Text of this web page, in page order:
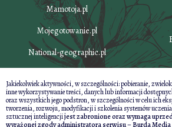
Mamotoja.pl
Mojegotowanie.pl
National-geographic.pl
Jakiekolwiek aktywności, w szczególności: pobieranie,
inne wykorzystywanie treści, danych lub informacji
oraz wszystkich jego podstron, w szczególności w celu ich
tworzenia, rozwoju, modyfikacji i szkolenia systemów
sztucznej inteligencjijest zabronione oraz wymaga
wyrażonej zgody administratora serwisu – Burda